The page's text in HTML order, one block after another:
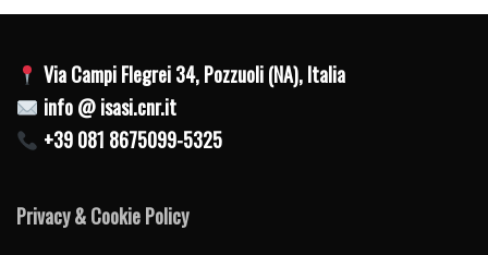
Via Campi Flegrei 34, Pozzuoli (NA), Italia
info @ isasi.cnr.it
+39 081 8675099-5325
Privacy & Cookie Policy